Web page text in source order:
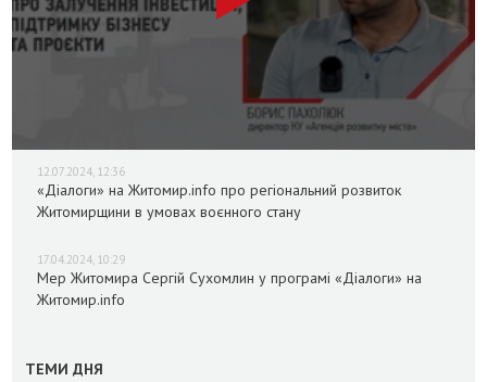
12.07.2024, 12:36
«Діалоги» на Житомир.info про регіональний розвиток
Житомирщини в умовах воєнного стану
17.04.2024, 10:29
Мер Житомира Сергій Сухомлин у програмі «Діалоги» на
Житомир.info
ТЕМИ ДНЯ